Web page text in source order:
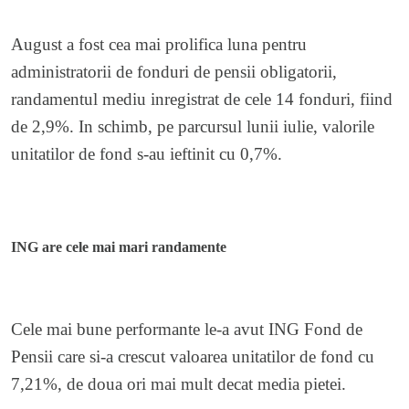
August a fost cea mai prolifica luna pentru
administratorii de fonduri de pensii obligatorii,
randamentul mediu inregistrat de cele 14 fonduri, fiind
de 2,9%. In schimb, pe parcursul lunii iulie, valorile
unitatilor de fond s-au ieftinit cu 0,7%.
ING are cele mai mari randamente
Cele mai bune performante le-a avut ING Fond de
Pensii care si-a crescut valoarea unitatilor de fond cu
7,21%, de doua ori mai mult decat media pietei.